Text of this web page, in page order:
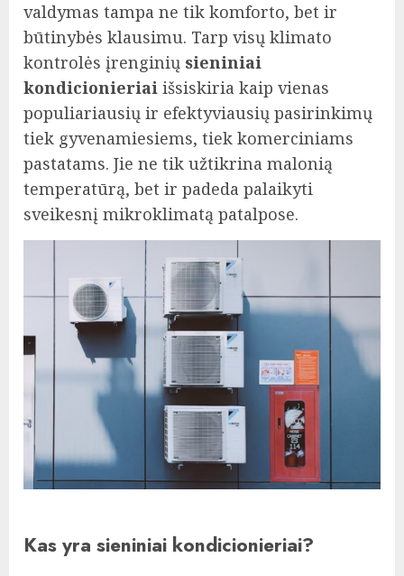
valdymas tampa ne tik komforto, bet ir
būtinybės klausimu. Tarp visų klimato
kontrolės įrenginių sieniniai
kondicionieriai išsiskiria kaip vienas
populiariausių ir efektyviausių pasirinkimų
tiek gyvenamiesiems, tiek komerciniams
pastatams. Jie ne tik užtikrina malonią
temperatūrą, bet ir padeda palaikyti
sveikesnį mikroklimatą patalpose.
Kas yra sieniniai kondicionieriai?